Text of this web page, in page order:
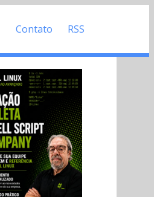
Contato RSS